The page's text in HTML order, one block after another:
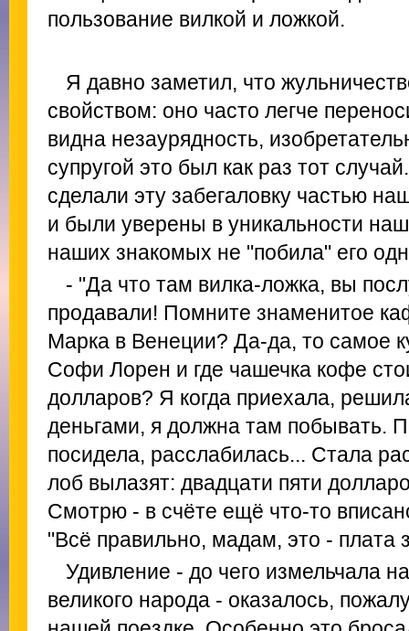
пользование вилкой и ложкой.
Я давно заметил, что
свойством: оно часто легче
видна незаурядность,
супругой это был как раз тот
сделали эту забегаловку частью
и были уверены в уникальности
наших знакомых не "побила" его
- "Да что там вилка-ложка, вы
продавали! Помните знаменитое
Марка в Венеции? Да-да, то самое
Софи Лорен и где чашечка кофе
долларов? Я когда приехала,
деньгами, я должна там побывать.
посидела, расслабилась... Стала
лоб вылазят: двадцати пяти
Смотрю - в счёте ещё что-то
"Всё правильно, мадам, это - плата
Удивление - до чего измельчала
великого народа - оказалось,